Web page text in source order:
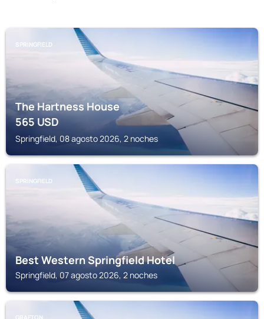
SPRINGFIELD
The Hartness House
565USD
Springfield, 08 agosto 2026, 2 noches
SPRINGFIELD
Best Western Springfield Hotel
Springfield, 07 agosto 2026, 2 noches
GRAFTON